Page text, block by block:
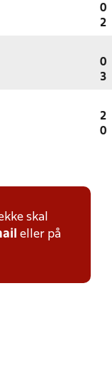
0
2
0
3
2
0
skal
eller på